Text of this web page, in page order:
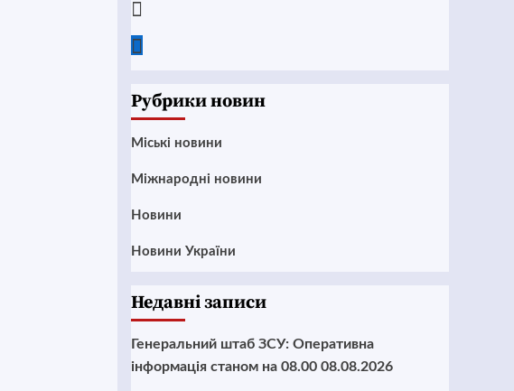
Рубрики новин
Mіські новини
Міжнародні новини
Новини
Новини України
Недавні записи
Генеральний штаб ЗСУ: Оперативна
інформація станом на 08.00 08.08.2026